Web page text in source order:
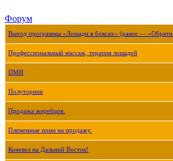
Форум
Выход программы «Лошади в боксах» (ранее —
Профессиональный массаж, терапия лошадей
ЦМИ
Полуторник
Продажа жеребцов.
Племенные пони на продажу.
Коневоз на Дальний Восток!